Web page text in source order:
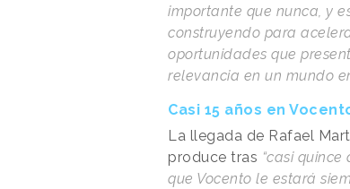
importante que nunca, y
construyendo para
oportunidades que
relevancia en un mundo
Casi 15 años en
La llegada de Rafael
produce tras “casi
que Vocento le estará